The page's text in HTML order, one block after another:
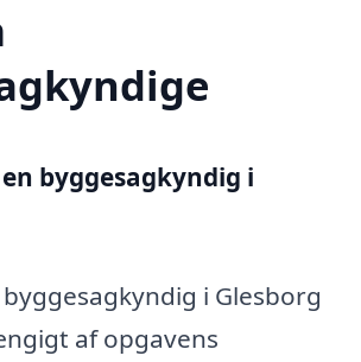
byggesagkyndig i
i Glesborg
af opgavens